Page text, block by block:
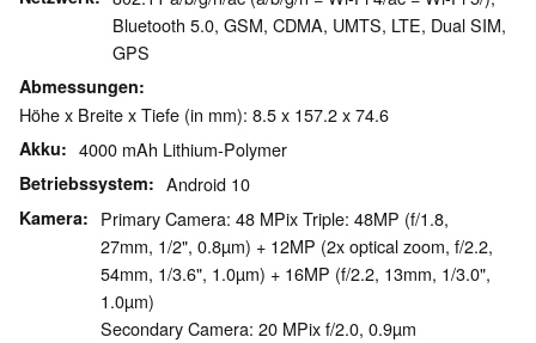
Bluetooth 5.0, GSM, CDMA, UMTS, LTE, Dual SIM,
GPS
Abmessungen
Höhe x Breite x Tiefe (in mm): 8.5 x 157.2 x 74.6
Akku 4000 mAh Lithium-Polymer
Betriebssystem Android 10
Kamera
Primary Camera: 48 MPix Triple: 48MP (f/1.8,
27mm, 1/2", 0.8µm) + 12MP (2x optical zoom, f/2.2,
54mm, 1/3.6", 1.0µm) + 16MP (f/2.2, 13mm, 1/3.0",
1.0µm)
Secondary Camera: 20 MPix f/2.0, 0.9µm